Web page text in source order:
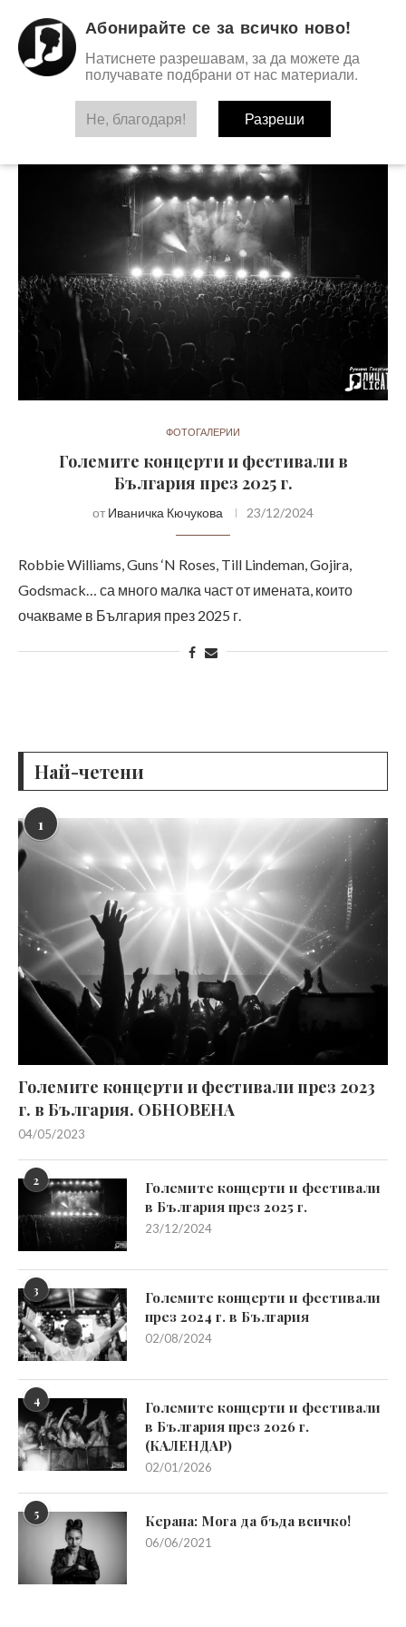
TAG:TILL LINDEMAN
ФОТОГАЛЕРИИ
Големите концерти и фестивали в
България през 2025 г.
от Иваничка Кючукова 23/12/2024
Robbie Williams, Guns ‘N Roses, Till Lindeman, Gojira,
Godsmack… са много малка част от имената, които
очакваме в България през 2025 г.
Най-четени
1
Големите концерти и фестивали през 2023
г. в България. ОБНОВЕНА
04/05/2023
2
Големите концерти и фестивали
в България през 2025 г.
23/12/2024
3
Големите концерти и фестивали
през 2024 г. в България
02/08/2024
4
Големите концерти и фестивали
в България през 2026 г.
(КАЛЕНДАР)
02/01/2026
5 Керана: Мога да бъда всичко!
06/06/2021
Абонирайте се за всичко ново!
Натиснете разрешавам, за да можете да
получавате подбрани от нас материали.
Не, благодаря! Разреши